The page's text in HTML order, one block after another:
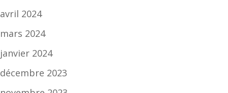
avril 2024
mars 2024
janvier 2024
décembre 2023